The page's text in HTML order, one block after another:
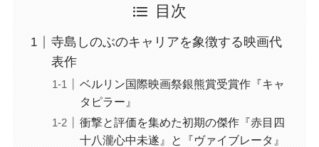
目次
寺島しのぶのキャリアを象徴する映画代
表作
ベルリン国際映画祭銀熊賞受賞作『キャ
タピラー』
衝撃と評価を集めた初期の傑作『赤目四
十八瀧心中未遂』と『ヴァイブレータ』